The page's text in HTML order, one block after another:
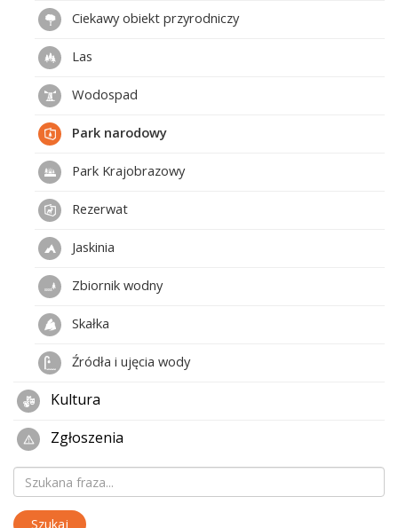
Ciekawy obiekt przyrodniczy
Las
Wodospad
Park narodowy
Park Krajobrazowy
Rezerwat
Jaskinia
Zbiornik wodny
Skałka
Źródła i ujęcia wody
Kultura
Zgłoszenia